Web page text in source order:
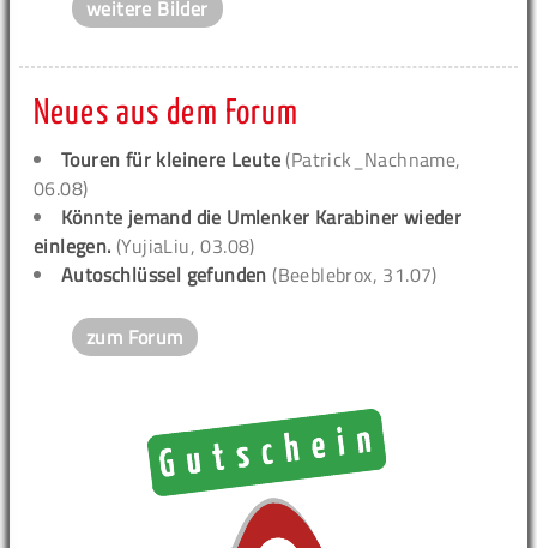
weitere Bilder
Neues aus dem Forum
Touren für kleinere Leute (Patrick_Nachname,
06.08)
Könnte jemand die Umlenker Karabiner wieder
einlegen. (YujiaLiu, 03.08)
Autoschlüssel gefunden (Beeblebrox, 31.07)
zum Forum